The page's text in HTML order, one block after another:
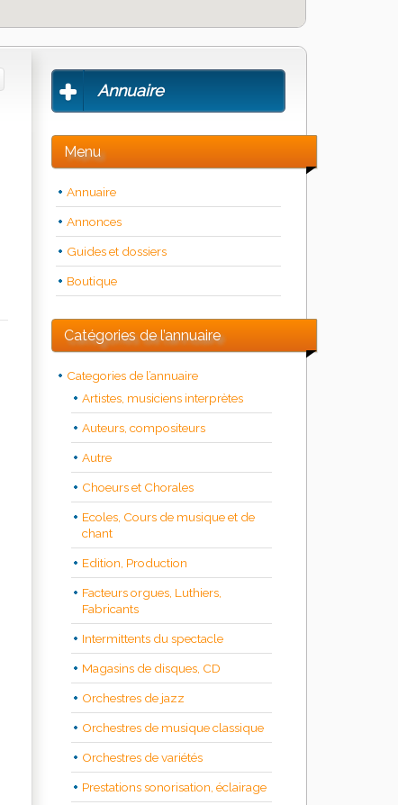
Annuaire
Menu
Annuaire
Annonces
Guides et dossiers
Boutique
Catégories de l’annuaire
Categories de l’annuaire
Artistes, musiciens interprètes
Auteurs, compositeurs
Autre
Choeurs et Chorales
Ecoles, Cours de musique et de
chant
Edition, Production
Facteurs orgues, Luthiers,
Fabricants
Intermittents du spectacle
Magasins de disques, CD
Orchestres de jazz
Orchestres de musique classique
Orchestres de variétés
Prestations sonorisation, éclairage